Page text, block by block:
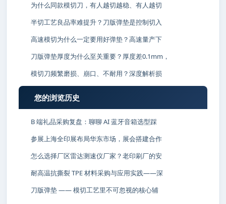
为什么同款模切刀，有人越切越稳、有人越切
半切工艺良品率难提升？刀版弹垫是控制切入
高速模切为什么一定要用好弹垫？高速量产下
刀版弹垫厚度为什么至关重要？厚度差0.1mm，
模切刀频繁磨损、崩口、不耐用？深度解析损
您的浏览历史
B 端礼品采购复盘：聊聊 AI 蓝牙音箱选型踩
参展上海全印展布局华东市场，展会搭建合作
怎么选择厂区雷达测速仪厂家？老印刷厂的安
耐高温抗撕裂 TPE 材料采购与应用实践——深
刀版弹垫 —— 模切工艺里不可忽视的核心辅